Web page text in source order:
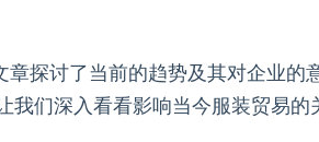
探讨了当前的趋势及其对企业的
我们深入看看影响当今服装贸易的